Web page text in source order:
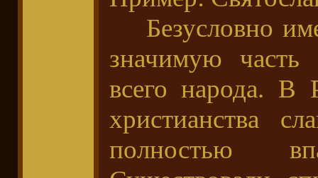
Безусловно
значимую
всего народа. В
христианства
полностью